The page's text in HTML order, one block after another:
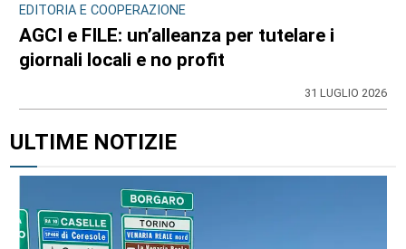
EDITORIA E COOPERAZIONE
AGCI e FILE: un’alleanza per tutelare i
giornali locali e no profit
31 LUGLIO 2026
ULTIME NOTIZIE